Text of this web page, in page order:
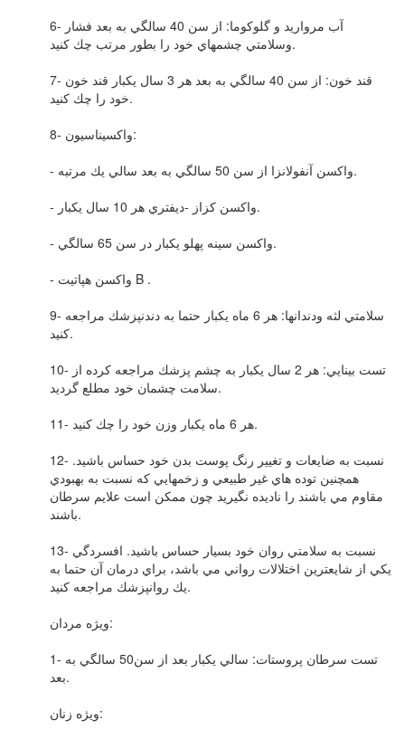
6- آب مرواريد و گلوكوما: از سن 40 سالگي به بعد فشار
وسلامتي چشمهاي خود را بطور مرتب چك كنيد.
7- قند خون: از سن 40 سالگي به بعد هر 3 سال يكبار قند خون
خود را چك كنيد.
8- واكسيناسيون:
- واكسن آنفولانزا از سن 50 سالگي به بعد سالي يك مرتبه.
- واكسن كزاز -ديفتري هر 10 سال يكبار.
- واكسن سينه پهلو يكبار در سن 65 سالگي.
- واكسن هپاتيت B .
9- سلامتي لثه ودندانها: هر 6 ماه يكبار حتما به دندنپزشك مراجعه
كنيد.
10- تست بينايي: هر 2 سال يكبار به چشم پزشك مراجعه كرده از
سلامت چشمان خود مطلع گرديد.
11- هر 6 ماه يكبار وزن خود را چك كنيد.
12- نسبت به ضايعات و تغيير رنگ پوست بدن خود حساس باشيد.
همچنين توده هاي غير طبيعي و زخمهايي كه نسبت به بهبودي
مقاوم مي باشند را ناديده نگيريد چون ممكن است علايم سرطان
باشند.
13- نسبت به سلامتي روان خود بسيار حساس باشيد. افسردگي
يكي از شايعترين اختلالات رواني مي باشد، براي درمان آن حتما به
يك روانپزشك مراجعه كنيد.
ويژه مردان:
1- تست سرطان پروستات: سالي يكبار بعد از سن50 سالگي به
بعد.
ويژه زنان: